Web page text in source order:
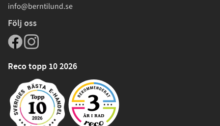
info@berntilund.se
Följ oss
Reco topp 10 2026